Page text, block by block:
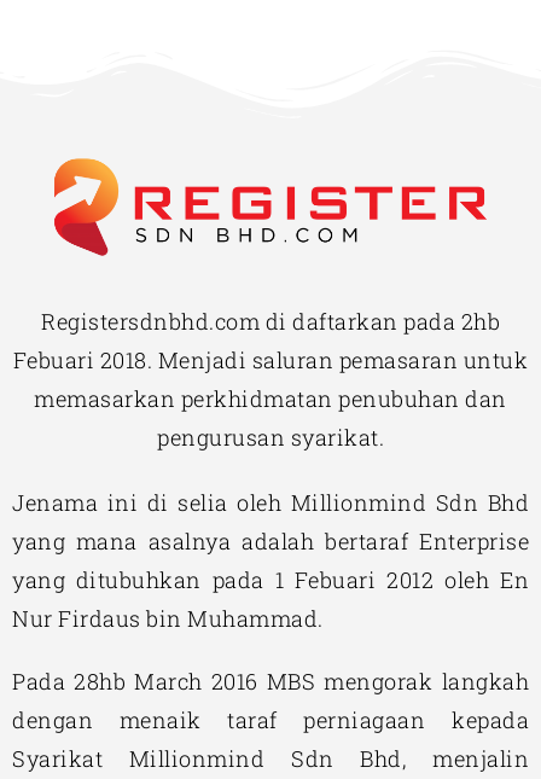
Registersdnbhd.com di daftarkan pada 2hb
Febuari 2018. Menjadi saluran pemasaran untuk
memasarkan perkhidmatan penubuhan dan
pengurusan syarikat.
Jenama ini di selia oleh Millionmind Sdn Bhd
yang mana asalnya adalah bertaraf Enterprise
yang ditubuhkan pada 1 Febuari 2012 oleh En
Nur Firdaus bin Muhammad.
Pada 28hb March 2016 MBS mengorak langkah
dengan menaik taraf perniagaan kepada
Syarikat Millionmind Sdn Bhd, menjalin